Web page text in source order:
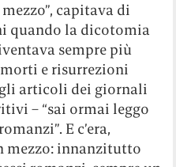
mezzo”, capitava di
quando la dicotomia
sempre più
e risurrezioni
articoli dei giornali
– “sai ormai leggo
E c’era,
mezzo: innanzitutto